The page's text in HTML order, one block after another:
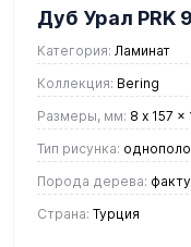
Дуб Урал PRK
Категория: Ламинат
Коллекция: Bering
Размеры, мм: 8 x 157 x
Тип рисунка:
Порода дерева:
Страна: Турция